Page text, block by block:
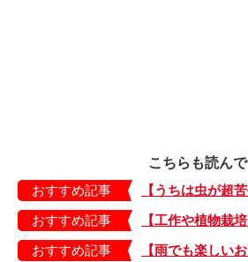
こちらも読んで
おすすめ記事
おすすめ記事
おすすめ記事